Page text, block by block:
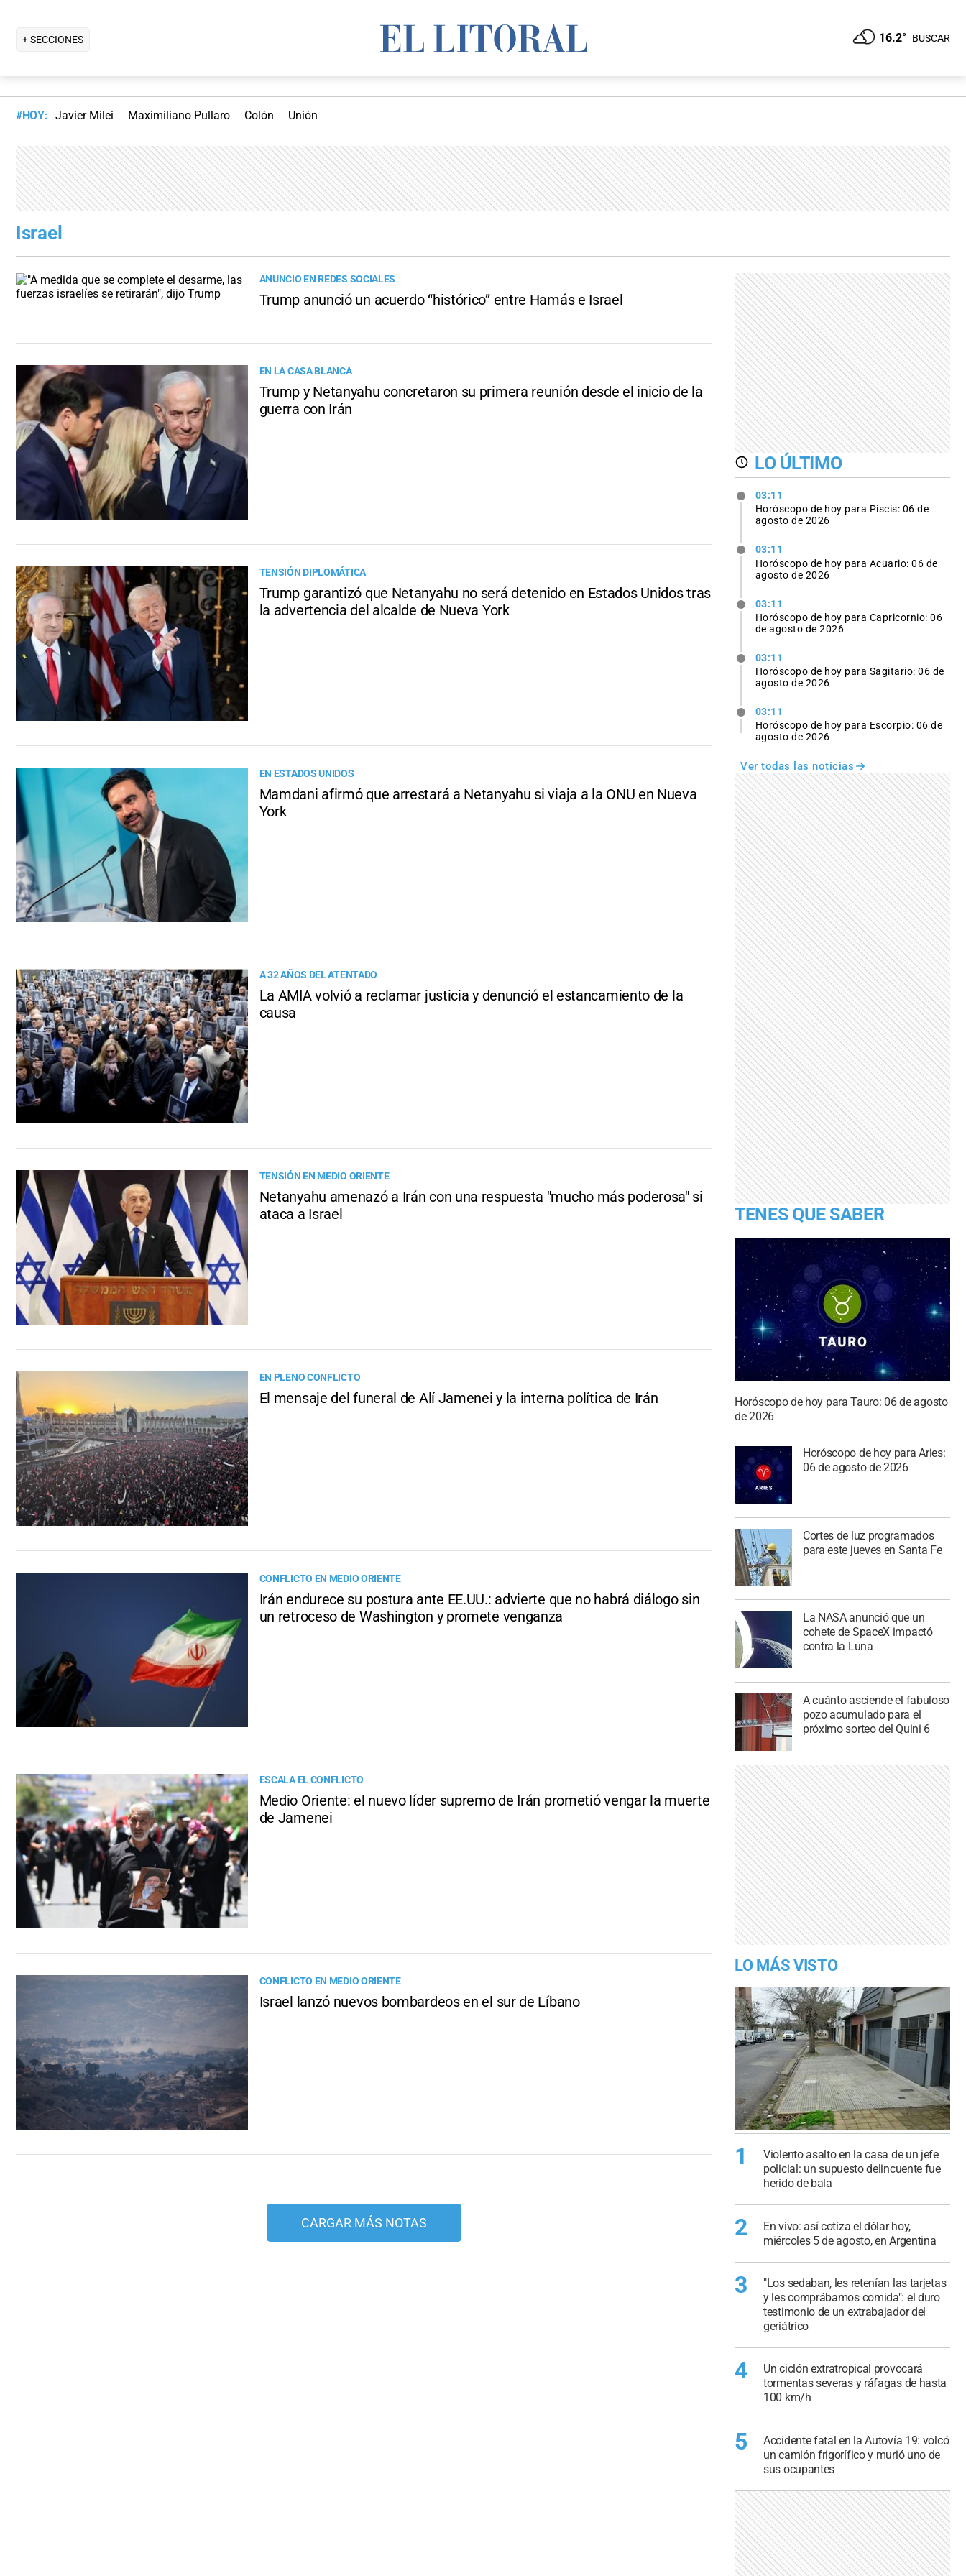
+ SECCIONES 16.2° BUSCAR
#HOY: Javier Milei Maximiliano Pullaro Colón Unión
Israel
ANUNCIO EN REDES SOCIALES
Trump anunció un acuerdo “histórico” entre Hamás e Israel
EN LA CASA BLANCA
Trump y Netanyahu concretaron su primera reunión desde el inicio de la
guerra con Irán
TENSIÓN DIPLOMÁTICA
Trump garantizó que Netanyahu no será detenido en Estados Unidos tras
la advertencia del alcalde de Nueva York
EN ESTADOS UNIDOS
Mamdani afirmó que arrestará a Netanyahu si viaja a la ONU en Nueva
York
A 32 AÑOS DEL ATENTADO
La AMIA volvió a reclamar justicia y denunció el estancamiento de la
causa
TENSIÓN EN MEDIO ORIENTE
Netanyahu amenazó a Irán con una respuesta "mucho más poderosa" si
ataca a Israel
EN PLENO CONFLICTO
El mensaje del funeral de Alí Jamenei y la interna política de Irán
CONFLICTO EN MEDIO ORIENTE
Irán endurece su postura ante EE.UU.: advierte que no habrá diálogo sin
un retroceso de Washington y promete venganza
ESCALA EL CONFLICTO
Medio Oriente: el nuevo líder supremo de Irán prometió vengar la muerte
de Jamenei
CONFLICTO EN MEDIO ORIENTE
Israel lanzó nuevos bombardeos en el sur de Líbano
CARGAR MÁS NOTAS
LO ÚLTIMO
03:11
Horóscopo de hoy para Piscis: 06 de
agosto de 2026
03:11
Horóscopo de hoy para Acuario: 06 de
agosto de 2026
03:11
Horóscopo de hoy para Capricornio: 06
de agosto de 2026
03:11
Horóscopo de hoy para Sagitario: 06 de
agosto de 2026
03:11
Horóscopo de hoy para Escorpio: 06 de
agosto de 2026
Ver todas las noticias
TENES QUE SABER
Horóscopo de hoy para Tauro: 06 de agosto
de 2026
Horóscopo de hoy para Aries:
06 de agosto de 2026
Cortes de luz programados
para este jueves en Santa Fe
La NASA anunció que un
cohete de SpaceX impactó
contra la Luna
A cuánto asciende el fabuloso
pozo acumulado para el
próximo sorteo del Quini 6
LO MÁS VISTO
1
Violento asalto en la casa de un jefe
policial: un supuesto delincuente fue
herido de bala
2
En vivo: así cotiza el dólar hoy,
miércoles 5 de agosto, en Argentina
3
"Los sedaban, les retenían las tarjetas
y les comprábamos comida": el duro
testimonio de un extrabajador del
geriátrico
4
Un ciclón extratropical provocará
tormentas severas y ráfagas de hasta
100 km/h
5
Accidente fatal en la Autovía 19: volcó
un camión frigorífico y murió uno de
sus ocupantes